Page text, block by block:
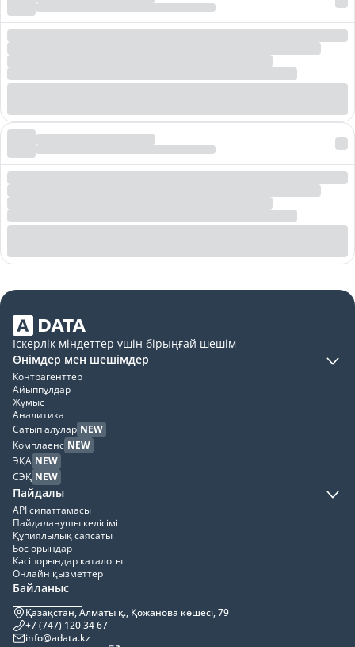
Іскерлік міндеттер үшін бірыңғай шешім
Өнімдер мен шешімдер
Контрагенттер
Айыппұлдар
Жұмыс
Аналитика
Сатып алулар NEW
Комплаенс NEW
ЭҚА NEW
СЭҚ NEW
Пайдалы
API сипаттамасы
Пайдаланушы келісімі
Құпиялылық саясаты
Бос орындар
Кәсіпорындар каталогы
Онлайн қызметтер
Байланыс
Қазақстан, Алматы қ., Қожанова көшесі, 79
+7 (747) 120 34 67
info@adata.kz